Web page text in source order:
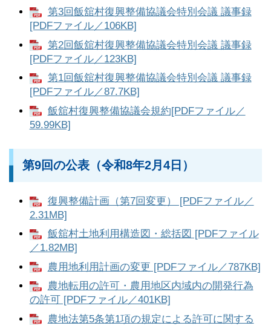
第3回飯舘村復興整備協議会特別会議 議事録
[PDFファイル／106KB]
第2回飯舘村復興整備協議会特別会議 議事録
[PDFファイル／123KB]
第1回飯舘村復興整備協議会特別会議 議事録
[PDFファイル／87.7KB]
飯舘村復興整備協議会規約[PDFファイル／
59.99KB]
第9回の公表（令和8年2月4日）
復興整備計画（第7回変更） [PDFファイル／
2.31MB]
飯舘村土地利用構造図・総括図 [PDFファイル
／1.82MB]
農用地利用計画の変更 [PDFファイル／787KB]
農地転用の許可・農用地区内域内の開発行為
の許可 [PDFファイル／401KB]
農地法第5条第1項の規定による許可に関する